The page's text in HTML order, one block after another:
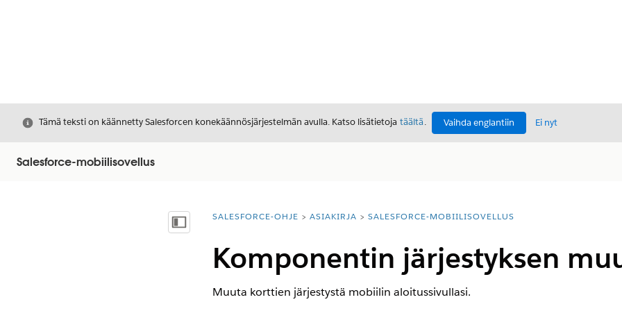
Sulje
Tämä teksti on käännetty Salesforcen konekäännösjärjestelmän avulla. Katso lisätietoja täältä. Vaihda englantiin Ei nyt
Salesforce-mobiilisovellus
Näytä sisällysluettelo
Olet tässä:
SALESFORCE-OHJE ASIAKIRJA SALESFORCE-MOBIILISOVELLUS
Komponentin järjestyksen
Muuta korttien järjestystä mobiilin aloitussivullasi.